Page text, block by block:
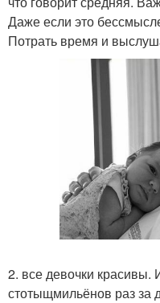
Даже если это
Потрать время и
2. все девочки красивы.
стотыщмильёнов раз за